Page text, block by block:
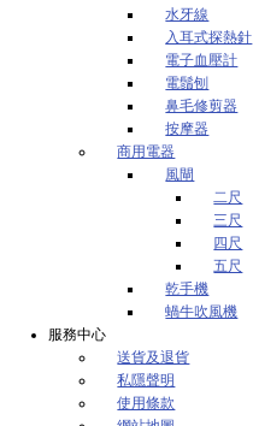
水牙線
入耳式探熱針
電子血壓計
電鬚刨
鼻毛修剪器
按摩器
商用電器
風閘
二尺
三尺
四尺
五尺
乾手機
蝸牛吹風機
服務中心
送貨及退貨
私隱聲明
使用條款